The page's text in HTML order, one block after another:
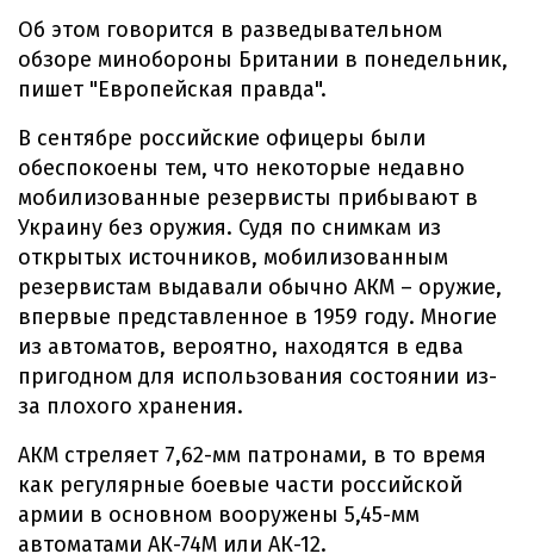
Об этом говорится в разведывательном
обзоре минобороны Британии в понедельник,
пишет "Европейская правда".
В сентябре российские офицеры были
обеспокоены тем, что некоторые недавно
мобилизованные резервисты прибывают в
Украину без оружия. Судя по снимкам из
открытых источников, мобилизованным
резервистам выдавали обычно АКМ – оружие,
впервые представленное в 1959 году. Многие
из автоматов, вероятно, находятся в едва
пригодном для использования состоянии из-
за плохого хранения.
АКМ стреляет 7,62-мм патронами, в то время
как регулярные боевые части российской
армии в основном вооружены 5,45-мм
автоматами АК-74М или АК-12.